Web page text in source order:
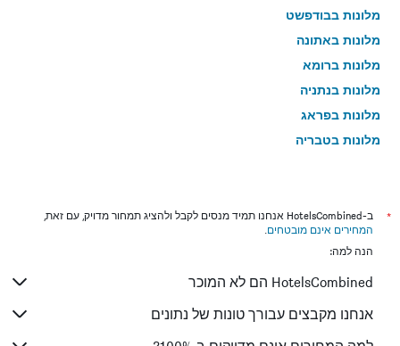
מלונות בבודפשט
מלונות באתונה
מלונות ברומא
מלונות בנתניה
מלונות בפראג
מלונות בטבריה
מלונות בלונדון
מלונות בבוקרשט
מלונות בלימסול
מלונות בפריז
מלונות בוינה
*
ב-HotelsCombined אנחנו תמיד מנסים לקבל ולהציג תמחור מדויק, עם זאת,
המחירים אינם מובטחים.
הנה למה:
HotelsCombined הם לא המוכר
אנחנו מקבצים עבורך טונות של נתונים